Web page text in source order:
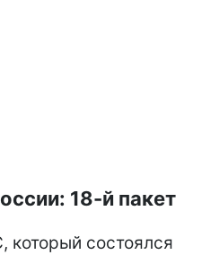
18-й пакет
который состоялся